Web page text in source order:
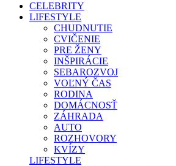
CELEBRITY
LIFESTYLE
CHUDNUTIE
CVIČENIE
PRE ŽENY
INŠPIRÁCIE
SEBAROZVOJ
VOĽNÝ ČAS
RODINA
DOMÁCNOSŤ
ZÁHRADA
AUTO
ROZHOVORY
KVÍZY
LIFESTYLE